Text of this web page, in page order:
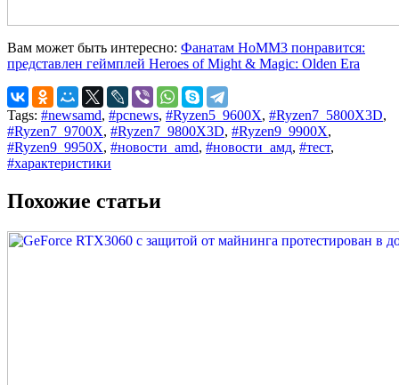
Вам может быть интересно: Фанатам HoMM3 понравится:
представлен геймплей Heroes of Might & Magic: Olden Era
Tags: #newsamd, #pcnews, #Ryzen5_9600X, #Ryzen7_5800X3D,
#Ryzen7_9700X, #Ryzen7_9800X3D, #Ryzen9_9900X,
#Ryzen9_9950X, #новости_amd, #новости_амд, #тест,
#характеристики
Похожие статьи